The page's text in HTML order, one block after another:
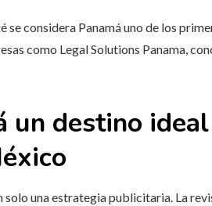
se considera Panamá uno de los
como Legal Solutions Panama,
un destino
solo una estrategia publicitaria. La